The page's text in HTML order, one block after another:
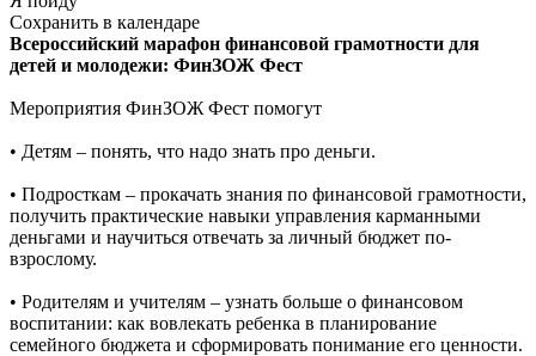
Сохранить в календаре
Всероссийский марафон финансовой грамотности для
детей и молодежи: ФинЗОЖ Фест
Мероприятия ФинЗОЖ Фест помогут
• Детям – понять, что надо знать про деньги.
• Подросткам – прокачать знания по финансовой грамотности,
получить практические навыки управления карманными
деньгами и научиться отвечать за личный бюджет по-
взрослому.
• Родителям и учителям – узнать больше о финансовом
воспитании: как вовлекать ребенка в планирование
семейного бюджета и сформировать понимание его ценности.